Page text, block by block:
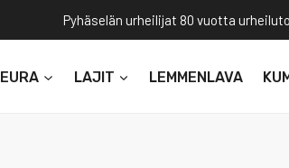
Pyhäselän urheilijat 80 vuotta
LAJIT LEMMENLAVA